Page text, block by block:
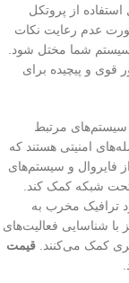
از پروتکل
عدم رعایت نکات
شما مختل شود.
قوی و پیچیده برای
سیستم‌های مرتبط
امنیتی هستند که
فایروال و سیستم‌های
شبکه کمک کند.
ترافیک مخرب به
شناسایی فعالیت‌های
کمک می‌کنند. قیمت